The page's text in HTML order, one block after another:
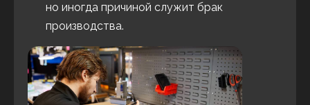
но иногда причиной служит брак
производства.